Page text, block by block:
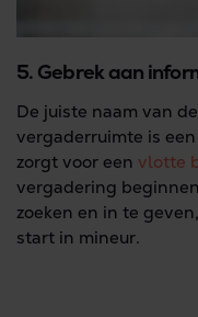
5. Gebrek aan
De juiste naam van
vergaderruimte is
zorgt voor een vlotte
vergadering
zoeken en in te
start in mineur.